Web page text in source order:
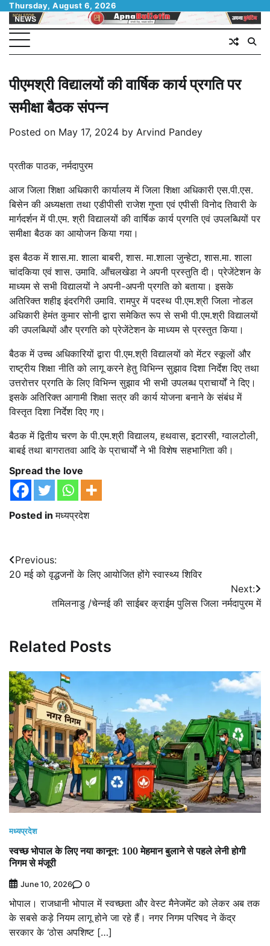
Skip
content
Thursday, August 6, 2026
पीएमश्री विद्यालयों की वार्षिक कार्य प्रगति पर
समीक्षा बैठक संपन्न
Posted on May 17, 2024 by Arvind Pandey
प्रतीक पाठक, नर्मदापुरम
आज जिला शिक्षा अधिकारी कार्यालय में जिला शिक्षा अधिकारी एस.पी.एस.
बिसेन की अध्यक्षता तथा एडीपीसी राजेश गुप्ता एवं एपीसी विनोद तिवारी के
मार्गदर्शन में पी.एम. श्री विद्यालयों की वार्षिक कार्य प्रगति एवं उपलब्धियों पर
समीक्षा बैठक का आयोजन किया गया।
इस बैठक में शास.मा. शाला बाबरी, शास. मा.शाला जुन्हेटा, शास.मा. शाला
चांदकिया एवं शास. उमावि. आँचलखेडा ने अपनी प्रस्तुति दी। प्रेजेंटेशन के
माध्यम से सभी विद्यालयों ने अपनी-अपनी प्रगति को बताया। इसके
अतिरिक्त शहीइ इंदरगिरी उमावि. रामपुर में पदस्थ पी.एम.श्री जिला नोडल
अधिकारी हेमंत कुमार सोनी द्वारा समेकित रूप से सभी पी.एम.श्री विद्यालयों
की उपलब्धियों और प्रगति को प्रेजेंटेशन के माध्यम से प्रस्तुत किया।
बैठक में उच्च अधिकारियों द्वारा पी.एम.श्री विद्यालयों को मेंटर स्कूलों और
राष्ट्रीय शिक्षा नीति को लागू करने हेतु विभिन्न सुझाव दिशा निर्देश दिए तथा
उत्तरोत्तर प्रगति के लिए विभिन्न सुझाव भी सभी उपलब्ध प्राचार्यों ने दिए।
इसके अतिरिक्त आगामी शिक्षा सत्र की कार्य योजना बनाने के संबंध में
विस्तृत दिशा निर्देश दिए गए।
बैठक में द्वितीय चरण के पी.एम.श्री विद्यालय, हथवास, इटारसी, ग्वालटोली,
बाबई तथा बागरातवा आदि के प्राचार्यों ने भी विशेष सहभागिता की।
Spread the love
Posted inमध्यप्रदेश
Post
navigation
Previous:
20 मई को वृद्धजनों के लिए आयोजित होंगे स्वास्थ्य शिविर
Next:
तमिलनाडु /चेन्नई की साईबर क्राईम पुलिस जिला नर्मदापुरम में
Related Posts
मध्यप्रदेश
स्वच्छ भोपाल के लिए नया कानून: 100 मेहमान बुलाने से पहले लेनी होगी
निगम से मंजूरी
June 10, 2026 0
भोपाल। राजधानी भोपाल में स्वच्छता और वेस्ट मैनेजमेंट को लेकर अब तक
के सबसे कड़े नियम लागू होने जा रहे हैं। नगर निगम परिषद ने केंद्र
सरकार के ‘ठोस अपशिष्ट […]